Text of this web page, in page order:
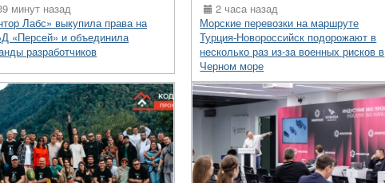
минут назад
Лабс» выкупила права на
«Персей» и объединила
разработчиков
2 часа назад
Морские перевозки на маршруте
Турция-Новороссийск подорожают в
несколько раз из-за военных рисков в
Черном море